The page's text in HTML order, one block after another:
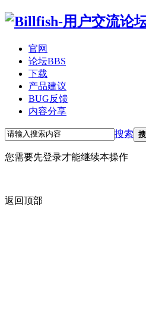
官网
论坛BBS
下载
产品建议
BUG反馈
内容分享
搜索
您需要先登录才能继续本操作
返回顶部